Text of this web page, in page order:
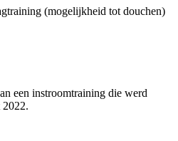
(mogelijkheid tot douchen)
een instroomtraining die werd
2022.